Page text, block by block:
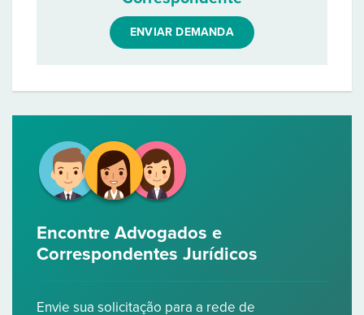
ENVIAR DEMANDA
Encontre Advogados e
Correspondentes Jurídicos
Envie sua solicitação para a rede de